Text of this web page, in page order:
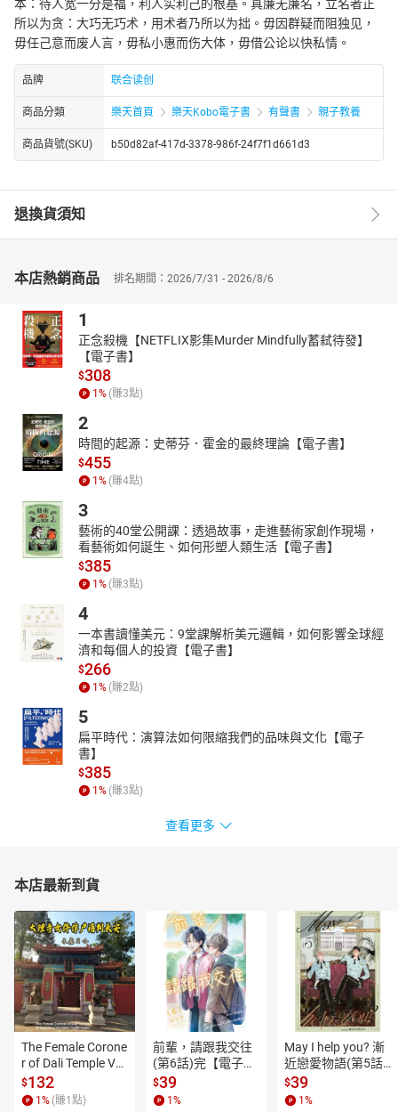
本：待人宽一分是福，利人实利己的根基。真廉无廉名，立名者正
所以为贪：大巧无巧术，用术者乃所以为拙。毋因群疑而阻独见，
毋任己意而废人言，毋私小惠而伤大体，毋借公论以快私情。
品牌 联合读创
商品分類 樂天首頁 樂天Kobo電子書 有聲書 親子教養
商品貨號(SKU) b50d82af-417d-3378-986f-24f7f1d661d3
退換貨須知
本店熱銷商品 排名期間：2026/7/31 - 2026/8/6
1
正念殺機【NETFLIX影集Murder Mindfully蓄弒待發】
【電子書】
$308
1% (賺3點)
2
時間的起源：史蒂芬．霍金的最終理論【電子書】
$455
1% (賺4點)
3
藝術的40堂公開課：透過故事，走進藝術家創作現場，
看藝術如何誕生、如何形塑人類生活【電子書】
$385
1% (賺3點)
4
一本書讀懂美元：9堂課解析美元邏輯，如何影響全球經
濟和每個人的投資【電子書】
$266
1% (賺2點)
5
扁平時代：演算法如何限縮我們的品味與文化【電子
書】
$385
1% (賺3點)
查看更多
本店最新到貨
The Female Corone
r of Dali Temple Vo
l.6【有聲書】
$132
1 % (賺1 點)
前輩，請跟我交往
(第6話)完【電子
書】
$39
1 %
May I help you? 漸
近戀愛物語(第5話)
【電子書】
$39
1 %